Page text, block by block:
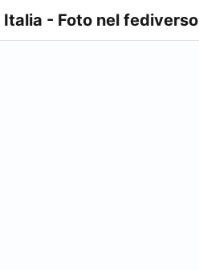
Italia - Foto nel fediverso